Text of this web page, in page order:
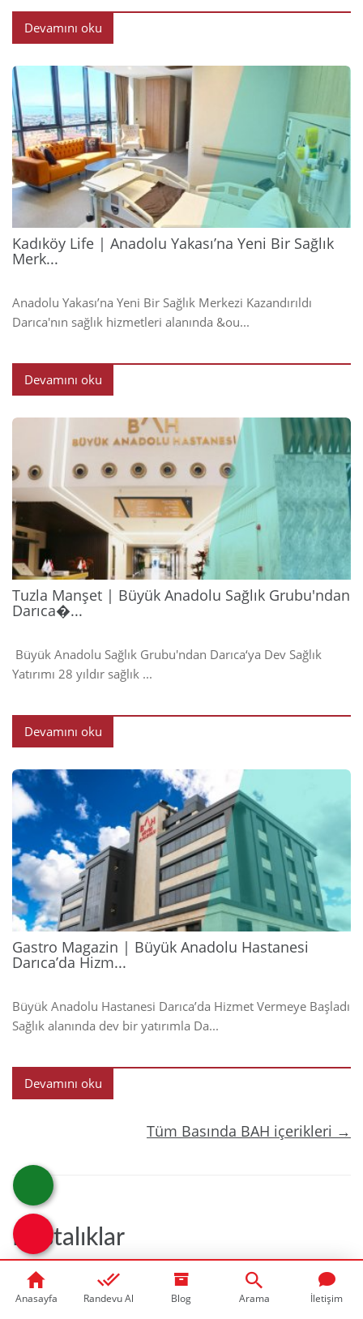
Devamını oku
2024
Kadıköy Life | Anadolu Yakası’na Yeni Bir Sağlık
Merk...
Anadolu Yakası’na Yeni Bir Sağlık Merkezi Kazandırıldı
Darıca'nın sağlık hizmetleri alanında &ou...
Devamını oku
2024
Tuzla Manşet | Büyük Anadolu Sağlık Grubu'ndan
Darıca�...
Büyük Anadolu Sağlık Grubu'ndan Darıca‘ya Dev Sağlık
Yatırımı 28 yıldır sağlık ...
Devamını oku
2024
Gastro Magazin | Büyük Anadolu Hastanesi
Darıca’da Hizm...
Büyük Anadolu Hastanesi Darıca’da Hizmet Vermeye Başladı
Sağlık alanında dev bir yatırımla Da...
Devamını oku
Tüm Basında BAH içerikleri →
Hastalıklar
Anasayfa Randevu Al Blog Arama İletişim